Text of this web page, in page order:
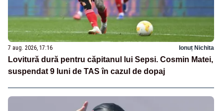
7 aug. 2026, 17:16 Ionuț Nichita
Lovitură dură pentru căpitanul lui Sepsi. Cosmin Matei,
suspendat 9 luni de TAS în cazul de dopaj